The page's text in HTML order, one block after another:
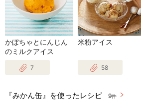
かぼちゃとにんじん
のミルクアイス
7
米粉アイス
58
『みかん缶』を使ったレシピ 9件